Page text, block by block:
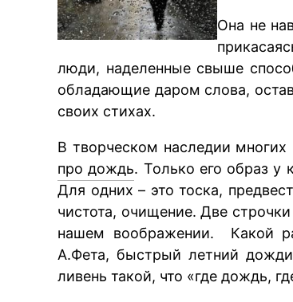
Она не
люди, наделенные свыше
обладающие даром слова,
своих стихах.
В творческом наследии
про дождь. Только его образ
Для одних – это тоска,
чистота, очищение. Две
нашем воображении. Какой
А.Фета, быстрый летний
ливень такой, что «где дождь,